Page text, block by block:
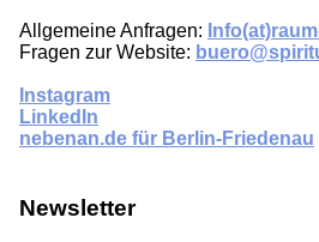
Allgemeine Anfragen:
Fragen zur Website:
Instagram
LinkedIn
nebenan.de für Berlin-Friedenau
Newsletter